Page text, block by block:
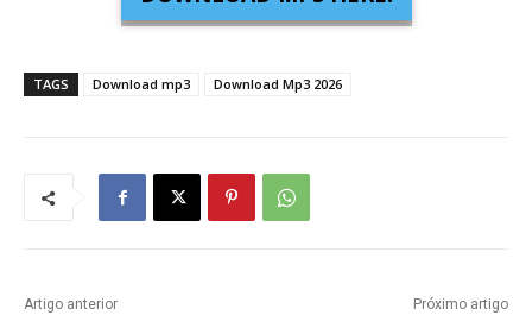
TAGS Download mp3 Download Mp3 2026
Artigo anterior Próximo artigo